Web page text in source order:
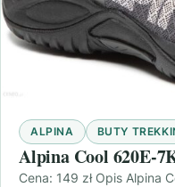
ALPINA BUTY
Alpina Cool 620E-
Cena: 149 zł Opis Alpina